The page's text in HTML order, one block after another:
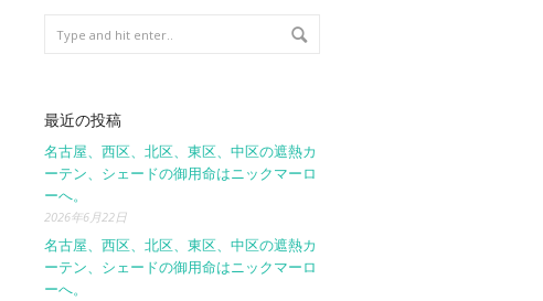
最近の投稿
名古屋、西区、北区、東区、中区の遮熱カ
ーテン、シェードの御用命はニックマーロ
ーへ。
2026年6月22日
名古屋、西区、北区、東区、中区の遮熱カ
ーテン、シェードの御用命はニックマーロ
ーへ。